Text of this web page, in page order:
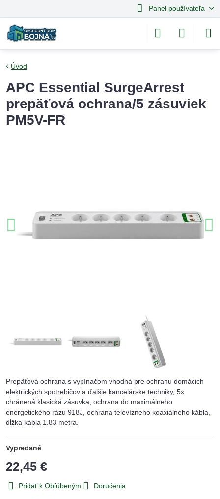
Panel používateľa
Úvod
APC Essential SurgeArrest
prepäťová ochrana/5 zásuviek
PM5V-FR
Prepäťová ochrana s vypínačom vhodná pre ochranu domácich
elektrických spotrebičov a ďalšie kancelárske techniky, 5x
chránená klasická zásuvka, ochrana do maximálneho
energetického rázu 918J, ochrana televízneho koaxiálneho kábla,
dĺžka kábla 1.83 metra.
Vypredané
22,45 €
Pridať k Obľúbeným Doručenia